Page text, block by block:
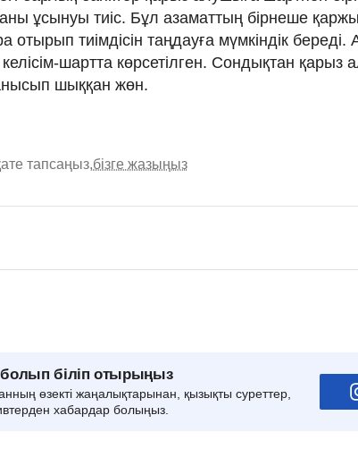
ұсынуы тиіс. Бұл азаматтың бірнеше
отырып тиімдісін таңдауға мүмкіндік береді.
шартта көрсетілген. Сондықтан қарыз
шыққан жөн.
тапсаңыз,бізге жазыңыз
біліп отырыңыз
өзекті жаңалықтарынан, қызықты суреттер,
хабардар болыңыз.